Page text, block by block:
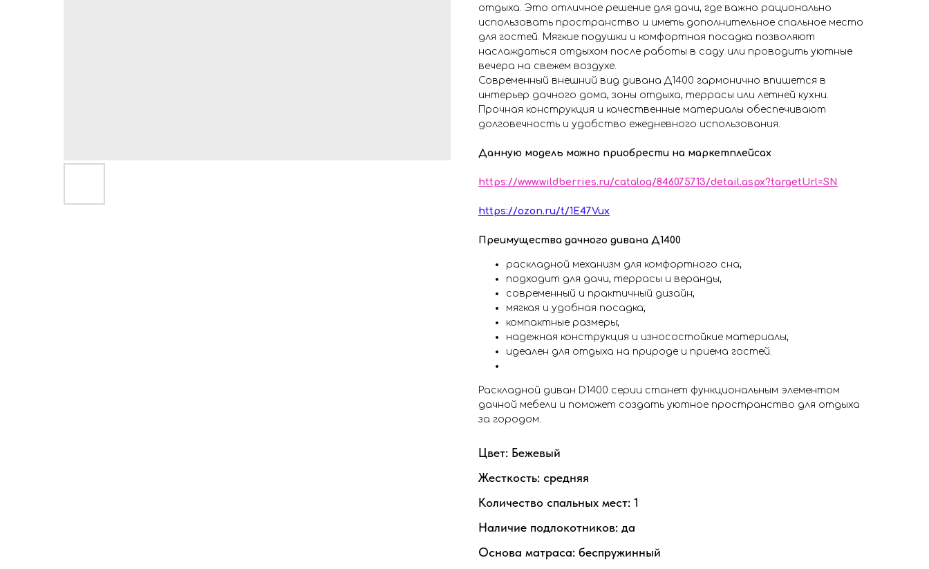
отдыха. Это отличное решение для дачи, где важно рационально
использовать пространство и иметь дополнительное спальное место
для гостей. Мягкие подушки и комфортная посадка позволяют
наслаждаться отдыхом после работы в саду или проводить уютные
вечера на свежем воздухе.
Современный внешний вид дивана Д1400 гармонично впишется в
интерьер дачного дома, зоны отдыха, террасы или летней кухни.
Прочная конструкция и качественные материалы обеспечивают
долговечность и удобство ежедневного использования.
Данную модель можно приобрести на маркетплейсах
https://www.wildberries.ru/catalog/846075713/detail.aspx?targetUrl=SN
https://ozon.ru/t/1E47Vux
Преимущества дачного дивана Д1400
раскладной механизм для комфортного сна;
подходит для дачи, террасы и веранды;
современный и практичный дизайн;
мягкая и удобная посадка;
компактные размеры;
надежная конструкция и износостойкие материалы;
идеален для отдыха на природе и приема гостей.
Раскладной диван D1400 серии станет функциональным элементом
дачной мебели и поможет создать уютное пространство для отдыха
за городом.
Цвет: Бежевый
Жесткость: средняя
Количество спальных мест: 1
Наличие подлокотников: да
Основа матраса: беспружинный